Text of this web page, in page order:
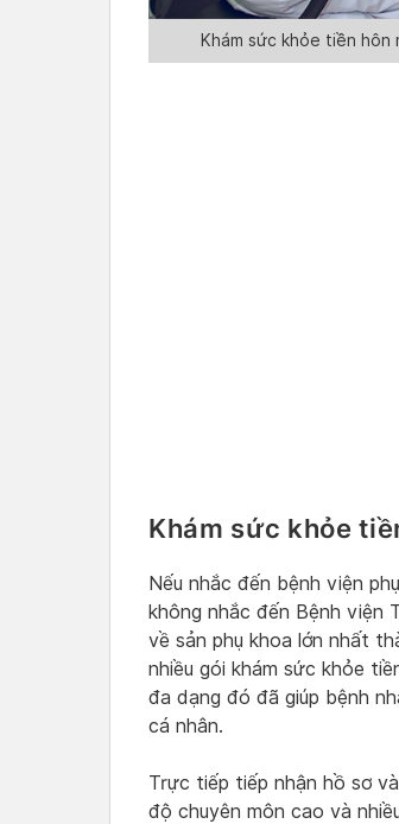
Khám sức khỏe tiền hôn
Khám sức khỏe
Nếu nhắc đến bệnh viện
không nhắc đến Bệnh viện
về sản phụ khoa lớn nhất
nhiều gói khám sức khỏe
đa dạng đó đã giúp bệnh
cá nhân.
Trực tiếp tiếp nhận hồ sơ
độ chuyên môn cao và